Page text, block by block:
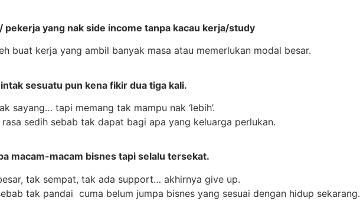
pekerja yang nak side income tanpa kacau kerja/study
buat kerja yang ambil banyak masa atau memerlukan modal besar.
sesuatu pun kena fikir dua tiga kali.
sayang… tapi memang tak mampu nak ‘lebih’.
rasa sedih sebab tak dapat bagi apa yang keluarga perlukan.
macam-macam bisnes tapi selalu tersekat.
tak sempat, tak ada support… akhirnya give up.
tak pandai cuma belum jumpa bisnes yang sesuai dengan hidup sekarang.